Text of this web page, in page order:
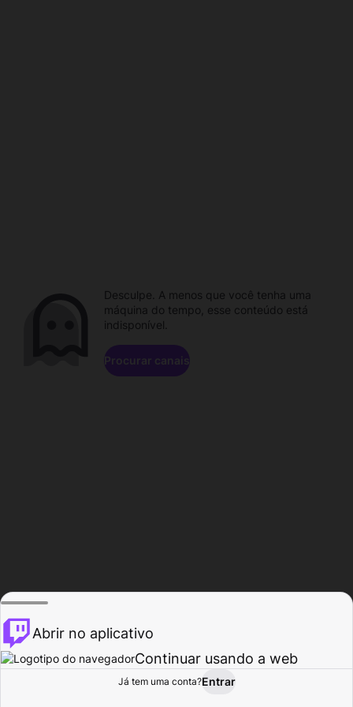
Procurar Atividade
Desculpe. A menos que você tenha uma
máquina do tempo, esse conteúdo está
indisponível.
Procurar canais
Abrir no aplicativo
Continuar usando a web
Já tem uma conta?Entrar